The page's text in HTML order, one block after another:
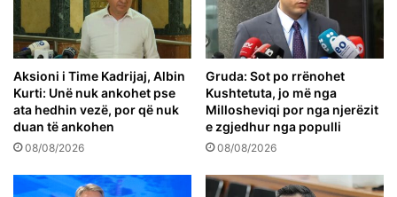
Aksioni i Time Kadrijaj, Albin
Kurti: Unë nuk ankohet pse
ata hedhin vezë, por që nuk
duan të ankohen
08/08/2026
Gruda: Sot po rrënohet
Kushtetuta, jo më nga
Millosheviqi por nga njerëzit
e zgjedhur nga populli
08/08/2026